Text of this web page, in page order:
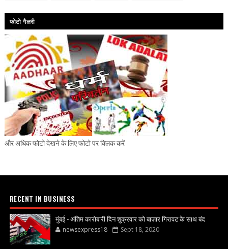
फोटो गैलरी
और अधिक फोटो देखने के लिए फोटो पर क्लिक करें
RECENT IN BUSINESS
मुंबई - अंतिम कारोबारी दिन शुक्रवार को बाज़ार गिरावट के साथ बंद
newsexpress18 Sept 18, 2020